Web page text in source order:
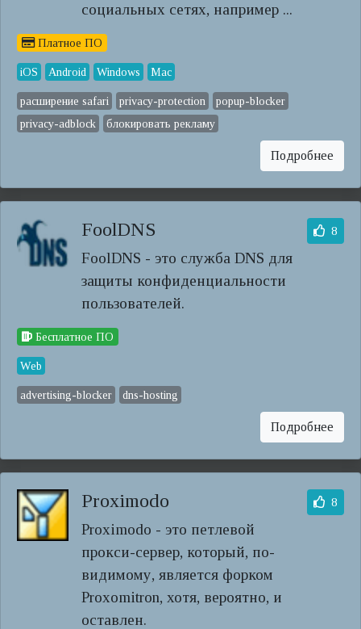
социальных сетях, например ...
Платное ПО
iOS Android Windows Mac
расширение safari privacy-protection
popup-blocker
privacy-adblock
блокировать рекламу
Подробнее
FoolDNS
FoolDNS - это служба DNS для
защиты конфиденциальности
пользователей.
8
Бесплатное ПО
Web
advertising-blocker dns-hosting
Подробнее
Proximodo
Proximodo - это петлевой
прокси-сервер, который, по-
видимому, является форком
Proxomitron, хотя, вероятно, и
оставлен.
8